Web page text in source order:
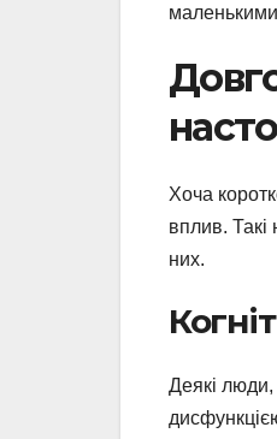
маленькими
Хоча
вплив.
них.
Деякі люди,